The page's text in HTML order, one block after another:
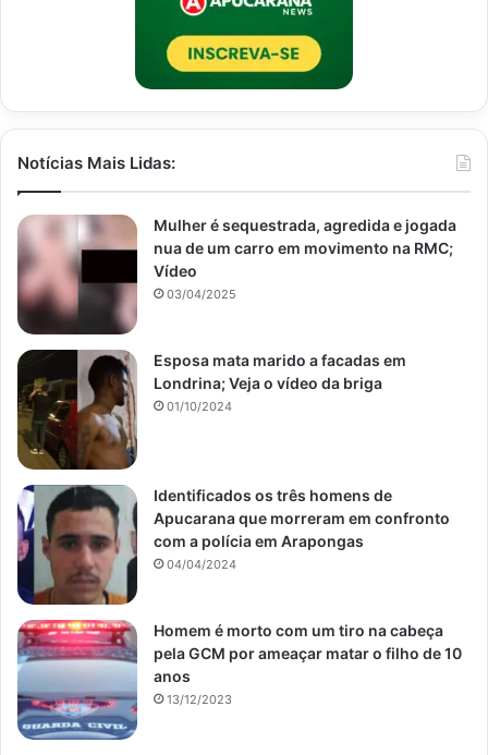
Notícias Mais Lidas:
Mulher é sequestrada, agredida e jogada
nua de um carro em movimento na RMC;
Vídeo
03/04/2025
Esposa mata marido a facadas em
Londrina; Veja o vídeo da briga
01/10/2024
Identificados os três homens de
Apucarana que morreram em confronto
com a polícia em Arapongas
04/04/2024
Homem é morto com um tiro na cabeça
pela GCM por ameaçar matar o filho de 10
anos
13/12/2023